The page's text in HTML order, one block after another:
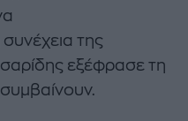
της
εξέφρασε τη